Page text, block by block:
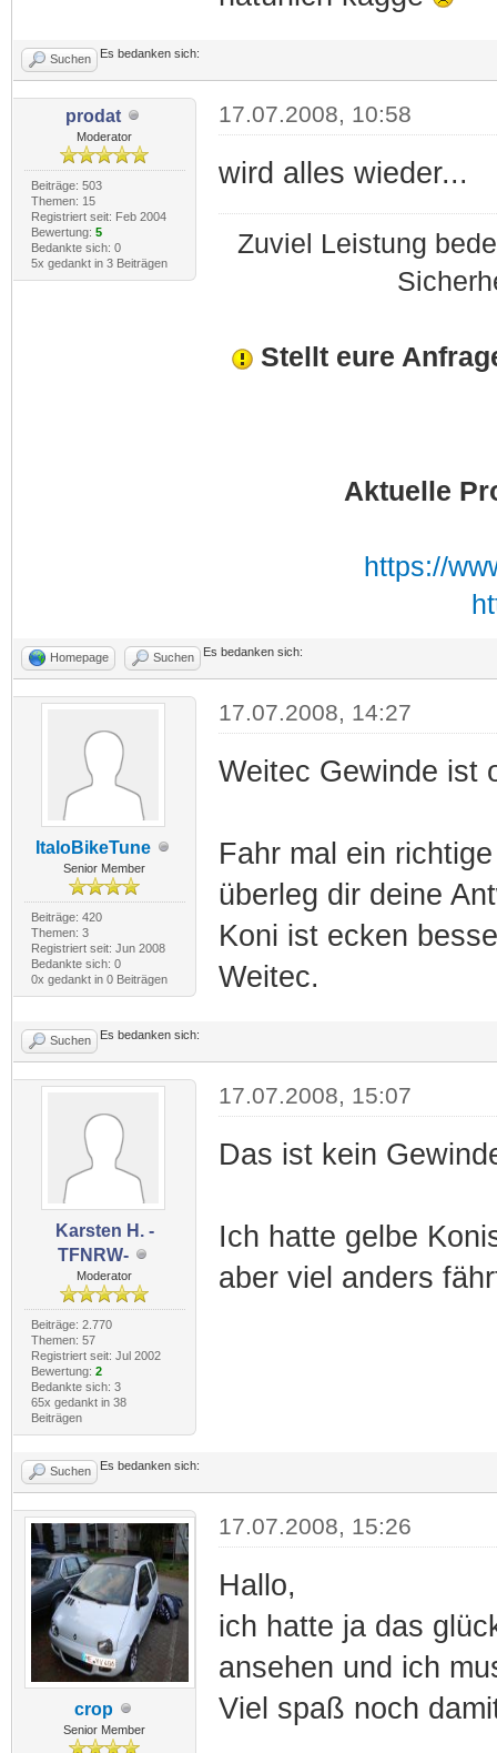
Suchen Es bedanken sich:
prodat
Moderator
Beiträge: 503
Themen: 15
Registriert seit: Feb 2004
Bewertung: 5
Bedankte sich: 0
5x gedankt in 3 Beiträgen
17.07.2008, 10:58
wird alles wieder...
Zuviel Leistung
Stellt eure
Aktuelle
https://
Homepage Suchen Es bedanken sich:
ItaloBikeTune
Senior Member
Beiträge: 420
Themen: 3
Registriert seit: Jun 2008
Bedankte sich: 0
0x gedankt in 0 Beiträgen
17.07.2008, 14:27
Weitec Gewinde ist
Fahr mal ein
überleg dir deine
Koni ist ecken
Weitec.
Suchen Es bedanken sich:
Karsten H. -
TFNRW-
Moderator
Beiträge: 2.770
Themen: 57
Registriert seit: Jul 2002
Bewertung: 2
Bedankte sich: 3
65x gedankt in 38
Beiträgen
17.07.2008, 15:07
Das ist kein
Ich hatte gelbe
aber viel anders
Suchen Es bedanken sich:
crop
Senior Member
17.07.2008, 15:26
Hallo,
ich hatte ja das
ansehen und ich
Viel spaß noch